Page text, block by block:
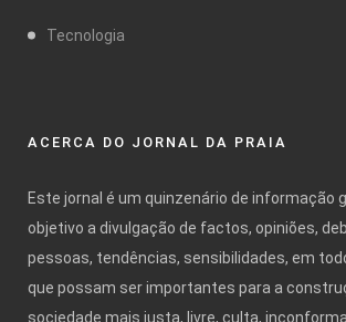
Tecnologia
ACERCA DO JORNAL DA PRAIA
Este jornal é um quinzenário de informação
objetivo a divulgação de factos, opiniões,
pessoas, tendências, sensibilidades, em
que possam ser importantes para a
sociedade mais justa, livre, culta,